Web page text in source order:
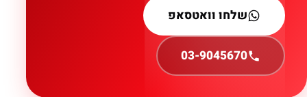
שלחו וואטסאפ
03-9045670